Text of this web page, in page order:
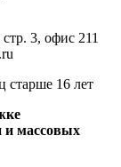
3, офис 211
старше 16 лет
и массовых